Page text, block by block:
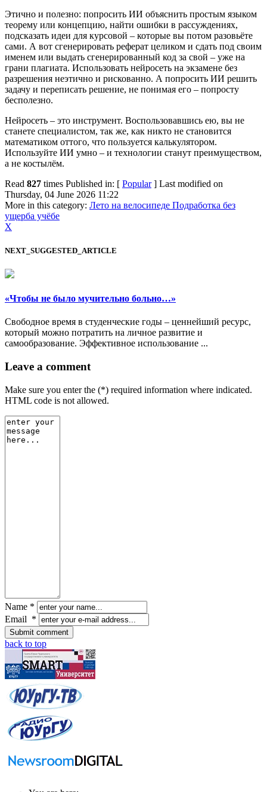
Этично и полезно: попросить ИИ объяснить простым языком
теорему или концепцию, найти ошибки в рассуждениях,
подсказать идеи для курсовой – которые вы потом разовьёте
сами. А вот сгенерировать реферат целиком и сдать под своим
именем или выдать сгенерированный код за свой – уже на
грани плагиата. Использовать нейросеть на экзамене без
разрешения неэтично и рискованно. А попросить ИИ решить
задачу и переписать решение, не понимая его – попросту
бесполезно.
Нейросеть – это инструмент. Воспользовавшись ею, вы не
станете специалистом, так же, как никто не становится
математиком оттого, что пользуется калькулятором.
Используйте ИИ умно – и технологии станут преимуществом,
а не костылём.
Read 827 times Published in: [ Popular] Last modified on
Thursday, 04 June 2026 11:22
More in this category: Лето на велосипеде Подработка без
ущерба учёбе
X
NEXT_SUGGESTED_ARTICLE
«Чтобы не было мучительно больно…»
Свободное время в студенческие годы – ценнейший ресурс,
который можно потратить на личное развитие и
самообразование. Эффективное использование ...
Leave a comment
Make sure you enter the (*) required information where indicated.
HTML code is not allowed.
Name *
Email *
back to top